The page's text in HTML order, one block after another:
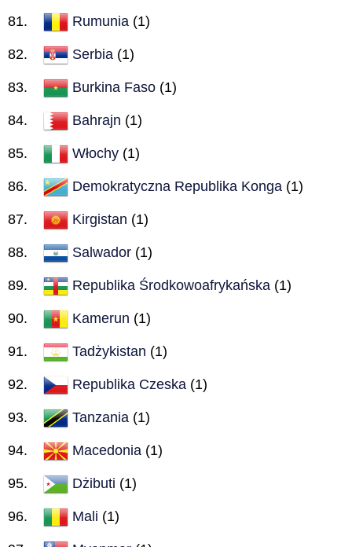
Rumunia (1)
Serbia (1)
Burkina Faso (1)
Bahrajn (1)
Włochy (1)
Demokratyczna Republika Konga (1)
Kirgistan (1)
Salwador (1)
Republika Środkowoafrykańska (1)
Kamerun (1)
Tadżykistan (1)
Republika Czeska (1)
Tanzania (1)
Macedonia (1)
Dżibuti (1)
Mali (1)